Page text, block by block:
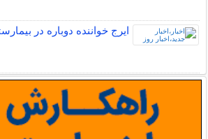
ایرج خواننده دوباره در